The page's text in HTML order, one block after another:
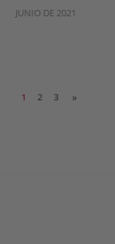
JUNIO DE 2021
1 2 3 »